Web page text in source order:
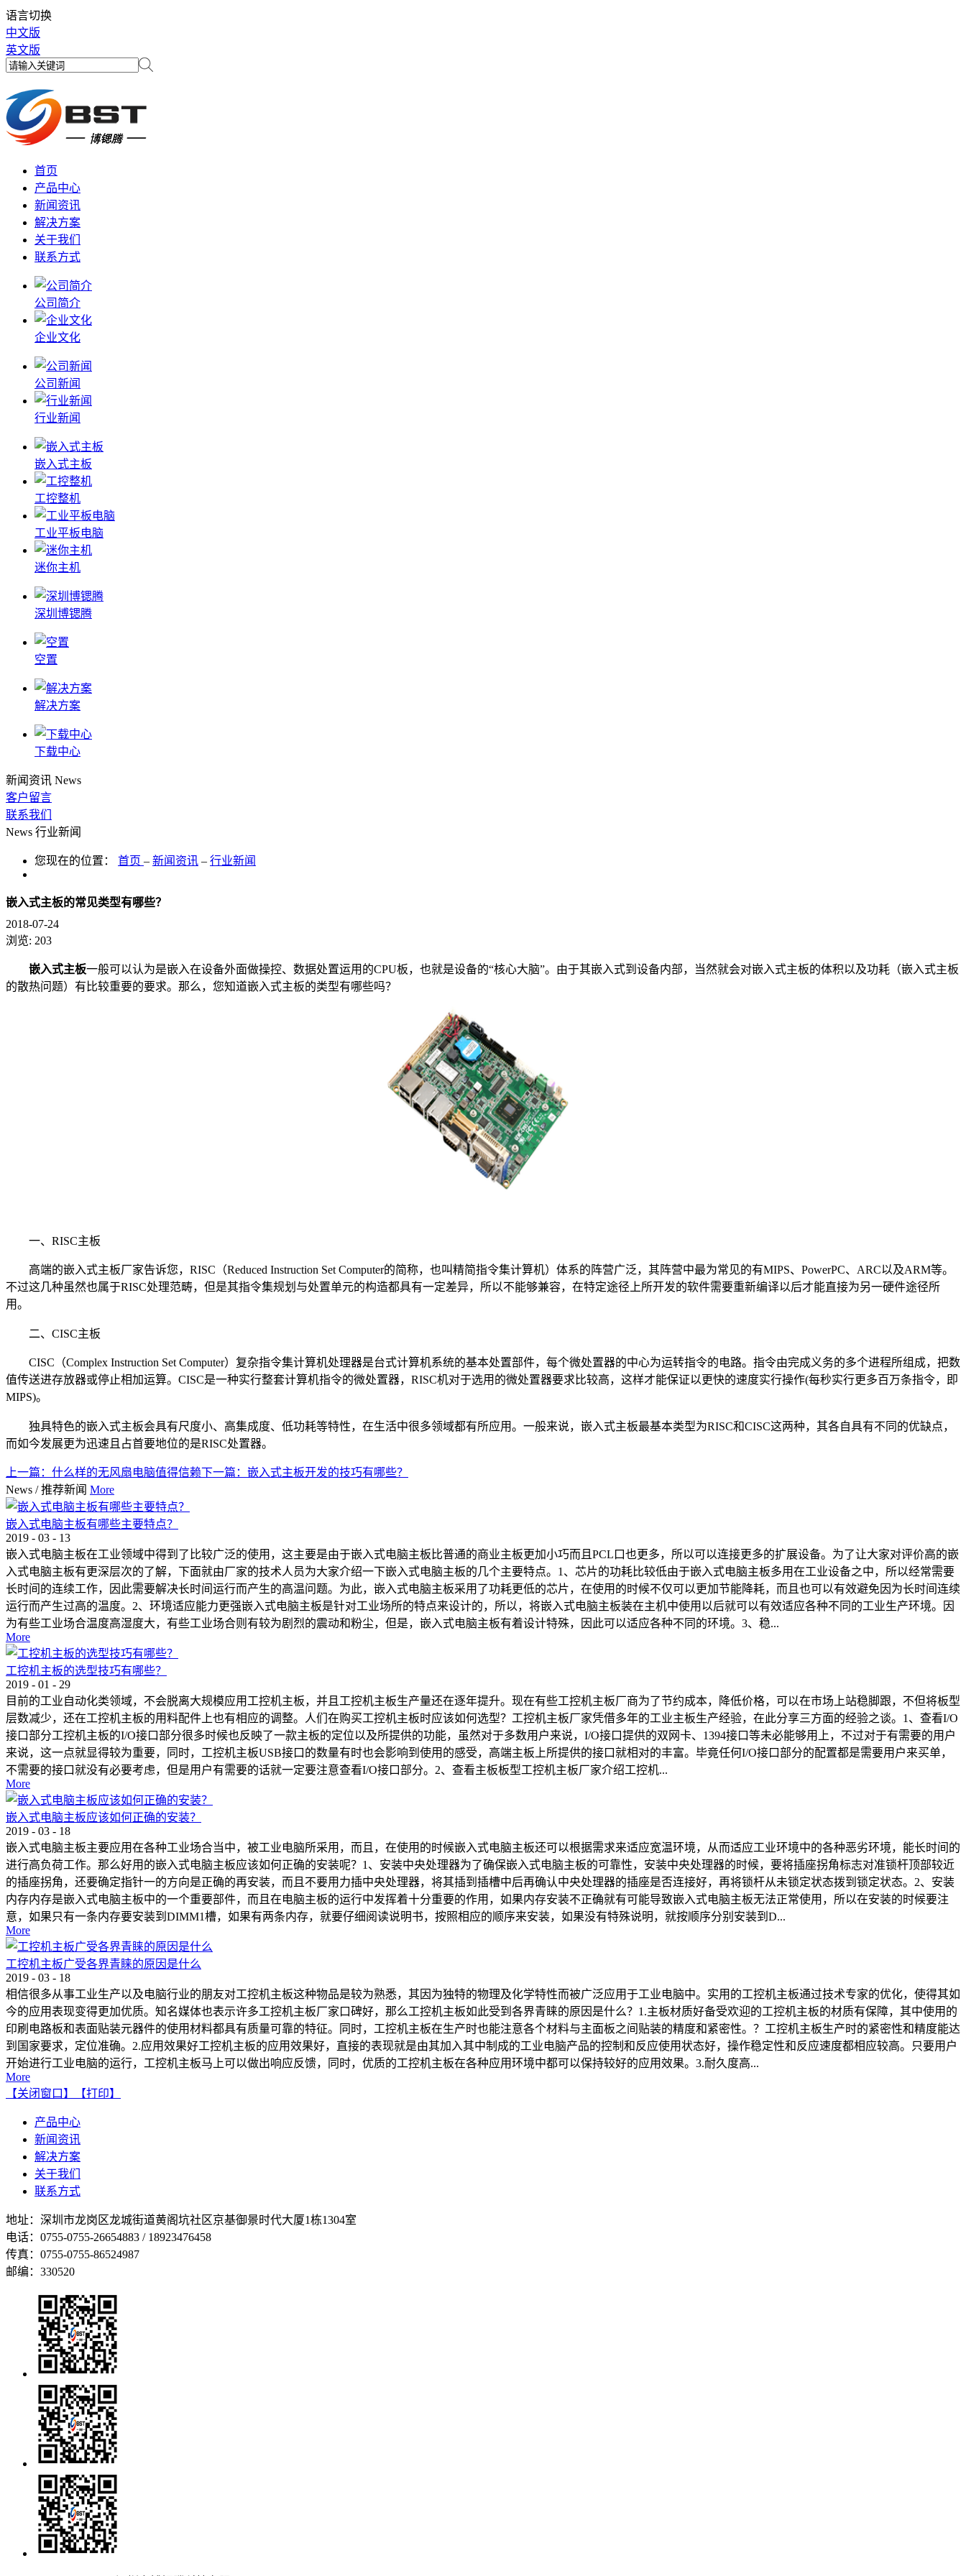
语言切换
中文版
英文版
首页
产品中心
新闻资讯
解决方案
关于我们
联系方式
公司简介
企业文化
公司新闻
行业新闻
嵌入式主板
工控整机
工业平板电脑
迷你主机
深圳博锶腾
空置
解决方案
下载中心
新闻资讯 News
客户留言
联系我们
News 行业新闻
您现在的位置： 首页 – 新闻资讯 – 行业新闻
嵌入式主板的常见类型有哪些？
2018-07-24
浏览: 203
嵌入式主板一般可以认为是嵌入在设备外面做操控、数据处置运用的CPU板，也就是设备的“核心大脑”。由于其嵌入式到设备内部，当然就会对嵌入式主板的体积以及功耗（嵌入式主板
的散热问题）有比较重要的要求。那么，您知道嵌入式主板的类型有哪些吗？
一、RISC主板
高端的嵌入式主板厂家告诉您，RISC（Reduced Instruction Set Computer的简称，也叫精简指令集计算机）体系的阵营广泛，其阵营中最为常见的有MIPS、PowerPC、ARC以及ARM等。
不过这几种虽然也属于RISC处理范畴，但是其指令集规划与处置单元的构造都具有一定差异，所以不能够兼容，在特定途径上所开发的软件需要重新编译以后才能直接为另一硬件途径所
用。
二、CISC主板
CISC（Complex Instruction Set Computer）复杂指令集计算机处理器是台式计算机系统的基本处置部件，每个微处置器的中心为运转指令的电路。指令由完成义务的多个进程所组成，把数
值传送进存放器或停止相加运算。CISC是一种实行整套计算机指令的微处置器，RISC机对于选用的微处置器要求比较高，这样才能保证以更快的速度实行操作(每秒实行更多百万条指令，即
MIPS)。
独具特色的嵌入式主板会具有尺度小、高集成度、低功耗等特性，在生活中很多领域都有所应用。一般来说，嵌入式主板最基本类型为RISC和CISC这两种，其各自具有不同的优缺点，
而如今发展更为迅速且占首要地位的是RISC处置器。
上一篇： 什么样的无风扇电脑值得信赖下一篇： 嵌入式主板开发的技巧有哪些？
News / 推荐新闻 More
嵌入式电脑主板有哪些主要特点？
2019 - 03 - 13
嵌入式电脑主板在工业领域中得到了比较广泛的使用，这主要是由于嵌入式电脑主板比普通的商业主板更加小巧而且PCL口也更多，所以可以连接更多的扩展设备。为了让大家对评价高的嵌
入式电脑主板有更深层次的了解，下面就由厂家的技术人员为大家介绍一下嵌入式电脑主板的几个主要特点。1、芯片的功耗比较低由于嵌入式电脑主板多用在工业设备之中，所以经常需要
长时间的连续工作，因此需要解决长时间运行而产生的高温问题。为此，嵌入式电脑主板采用了功耗更低的芯片，在使用的时候不仅可以更加节能降耗，而且也可以有效避免因为长时间连续
运行而产生过高的温度。2、环境适应能力更强嵌入式电脑主板是针对工业场所的特点来设计的，所以，将嵌入式电脑主板装在主机中使用以后就可以有效适应各种不同的工业生产环境。因
为有些工业场合温度高湿度大，有些工业场合则有较为剧烈的震动和粉尘，但是，嵌入式电脑主板有着设计特殊，因此可以适应各种不同的环境。3、稳...
More
工控机主板的选型技巧有哪些？
2019 - 01 - 29
目前的工业自动化类领域，不会脱离大规模应用工控机主板，并且工控机主板生产量还在逐年提升。现在有些工控机主板厂商为了节约成本，降低价格，可以在市场上站稳脚跟，不但将板型
层数减少，还在工控机主板的用料配件上也有相应的调整。人们在购买工控机主板时应该如何选型？工控机主板厂家凭借多年的工业主板生产经验，在此分享三方面的经验之谈。1、查看I/O
接口部分工控机主板的I/O接口部分很多时候也反映了一款主板的定位以及所提供的功能，虽然对于多数用户来说，I/O接口提供的双网卡、1394接口等未必能够用上，不过对于有需要的用户
来说，这一点就显得较为重要，同时，工控机主板USB接口的数量有时也会影响到使用的感受，高端主板上所提供的接口就相对的丰富。毕竟任何I/O接口部分的配置都是需要用户来买单，
不需要的接口就没有必要考虑，但是用户有需要的话就一定要注意查看I/O接口部分。2、查看主板板型工控机主板厂家介绍工控机...
More
嵌入式电脑主板应该如何正确的安装？
2019 - 03 - 18
嵌入式电脑主板主要应用在各种工业场合当中，被工业电脑所采用，而且，在使用的时候嵌入式电脑主板还可以根据需求来适应宽温环境，从而适应工业环境中的各种恶劣环境，能长时间的
进行高负荷工作。那么好用的嵌入式电脑主板应该如何正确的安装呢？1、安装中央处理器为了确保嵌入式电脑主板的可靠性，安装中央处理器的时候，要将插座拐角标志对准锁杆顶部较近
的插座拐角，还要确定指针一的方向是正确的再安装，而且不要用力插中央处理器，将其插到插槽中后再确认中央处理器的插座是否连接好，再将锁杆从未锁定状态拨到锁定状态。2、安装
内存内存是嵌入式电脑主板中的一个重要部件，而且在电脑主板的运行中发挥着十分重要的作用，如果内存安装不正确就有可能导致嵌入式电脑主板无法正常使用，所以在安装的时候要注
意，如果只有一条内存要安装到DIMM1槽，如果有两条内存，就要仔细阅读说明书，按照相应的顺序来安装，如果没有特殊说明，就按顺序分别安装到D...
More
工控机主板广受各界青睐的原因是什么
2019 - 03 - 18
相信很多从事工业生产以及电脑行业的朋友对工控机主板这种物品是较为熟悉，其因为独特的物理及化学特性而被广泛应用于工业电脑中。实用的工控机主板通过技术专家的优化，使得其如
今的应用表现变得更加优质。知名媒体也表示许多工控机主板厂家口碑好，那么工控机主板如此受到各界青睐的原因是什么？1.主板材质好备受欢迎的工控机主板的材质有保障，其中使用的
印刷电路板和表面贴装元器件的使用材料都具有质量可靠的特征。同时，工控机主板在生产时也能注意各个材料与主面板之间贴装的精度和紧密性。？工控机主板生产时的紧密性和精度能达
到国家要求，定位准确。2.应用效果好工控机主板的应用效果好，直接的表现就是由其加入其中制成的工业电脑产品的控制和反应使用状态好，操作稳定性和反应速度都相应较高。只要用户
开始进行工业电脑的运行，工控机主板马上可以做出响应反馈，同时，优质的工控机主板在各种应用环境中都可以保持较好的应用效果。3.耐久度高...
More
【关闭窗口】
【打印】
产品中心
新闻资讯
解决方案
关于我们
联系方式
地址： 深圳市龙岗区龙城街道黄阁坑社区京基御景时代大厦1栋1304室
电话： 0755-0755-26654883 / 18923476458
传真： 0755-0755-86524987
邮编：330520